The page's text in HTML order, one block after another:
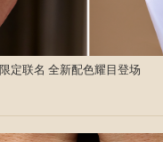
定联名 全新配色耀目登场